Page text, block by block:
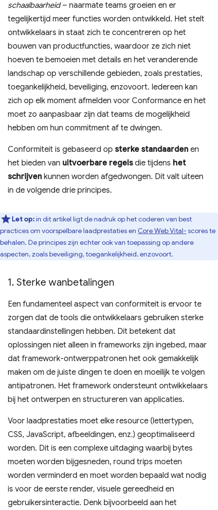
schaalbaarheid– naarmate teams groeien en er
tegelijkertijd meer functies worden ontwikkeld. Het stelt
ontwikkelaars in staat zich te concentreren op het
bouwen van productfuncties, waardoor ze zich niet
hoeven te bemoeien met details en het veranderende
landschap op verschillende gebieden, zoals prestaties,
toegankelijkheid, beveiliging, enzovoort. Iedereen kan
zich op elk moment afmelden voor Conformance en het
moet zo aanpasbaar zijn dat teams de mogelijkheid
hebben om hun commitment af te dwingen.
Conformiteit is gebaseerd op sterke standaarden en
het bieden van uitvoerbare regelsdie tijdens het
schrijven kunnen worden afgedwongen. Dit valt uiteen
in de volgende drie principes.
Let op:in dit artikel ligt de nadruk op het coderen van best
practices om voorspelbare laadprestaties en Core Web Vital-scores te
behalen. De principes zijn echter ook van toepassing op andere
aspecten, zoals beveiliging, toegankelijkheid, enzovoort.
1. Sterke wanbetalingen
Een fundamenteel aspect van conformiteit is ervoor te
zorgen dat de tools die ontwikkelaars gebruiken sterke
standaardinstellingen hebben. Dit betekent dat
oplossingen niet alleen in frameworks zijn ingebed, maar
dat framework-ontwerppatronen het ook gemakkelijk
maken om de juiste dingen te doen en moeilijk te volgen
antipatronen. Het framework ondersteunt ontwikkelaars
bij het ontwerpen en structureren van applicaties.
Voor laadprestaties moet elke resource (lettertypen,
CSS, JavaScript, afbeeldingen, enz.) geoptimaliseerd
worden. Dit is een complexe uitdaging waarbij bytes
moeten worden bijgesneden, round trips moeten
worden verminderd en moet worden bepaald wat nodig
is voor de eerste render, visuele gereedheid en
gebruikersinteractie. Denk bijvoorbeeld aan het